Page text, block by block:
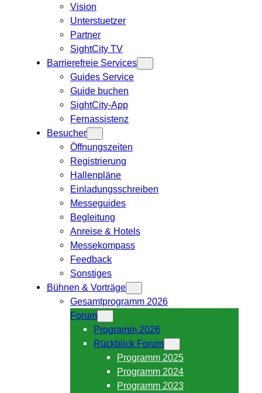
Vision
Unterstuetzer
Partner
SightCity TV
Barrierefreie Services
Guides Service
Guide buchen
SightCity-App
Fernassistenz
Besucher
Öffnungszeiten
Registrierung
Hallenpläne
Einladungsschreiben
Messeguides
Begleitung
Anreise & Hotels
Messekompass
Feedback
Sonstiges
Bühnen & Vorträge
Gesamtprogramm 2026
Forum
Programm 2026
Rückblick Forum
Programm 2025
Programm 2024
Programm 2023